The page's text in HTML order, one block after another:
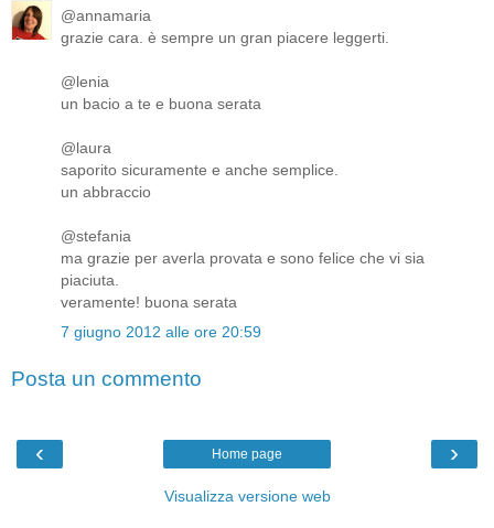
@annamaria
grazie cara. è sempre un gran piacere leggerti.
@lenia
un bacio a te e buona serata
@laura
saporito sicuramente e anche semplice.
un abbraccio
@stefania
ma grazie per averla provata e sono felice che vi sia
piaciuta.
veramente! buona serata
7 giugno 2012 alle ore 20:59
Posta un commento
‹ ›
Home page
Visualizza versione web